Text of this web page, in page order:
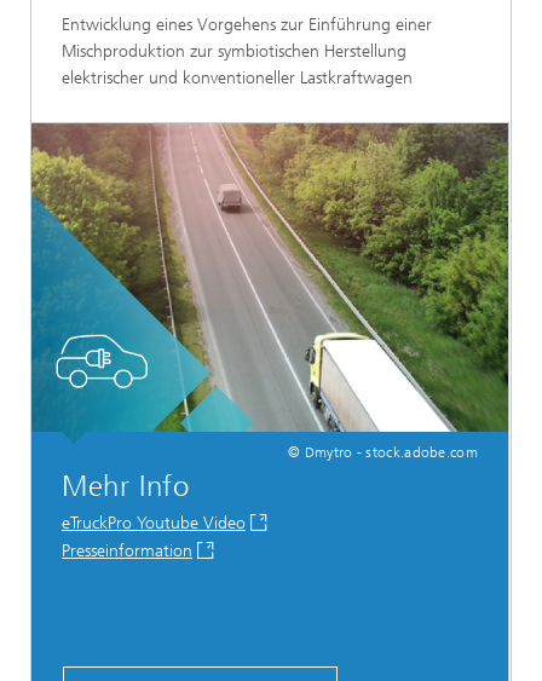
Entwicklung eines Vorgehens zur Einführung einer
Mischproduktion zur symbiotischen Herstellung
elektrischer und konventioneller Lastkraftwagen
© Dmytro - stock.adobe.com
Mehr Info
eTruckPro Youtube Video
Presseinformation